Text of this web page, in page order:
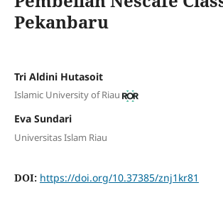
Pekanbaru
Tri Aldini Hutasoit
Islamic University of Riau
Eva Sundari
Universitas Islam Riau
DOI: https://doi.org/10.37385/znj1kr81